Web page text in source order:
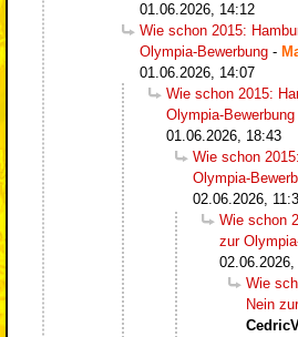
01.06.2026, 14:12
Wie schon 2015:
Olympia-Bewerbung -
01.06.2026, 14:07
Wie schon 2015:
Olympia-Bewerbung
01.06.2026, 18:43
Wie schon
Olympia-
02.06.2026,
Wie schon
zur
Wie
Nein